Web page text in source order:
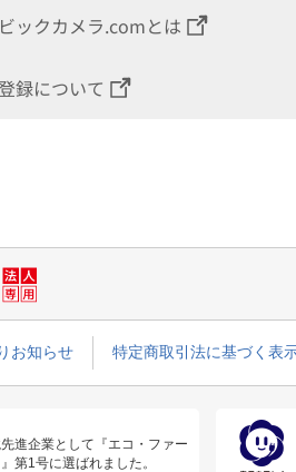
ックカメラ.comとは
録について
お知らせ 特定商取引法に基づく表
進企業として『エコ・ファー
第1号に選ばれました。